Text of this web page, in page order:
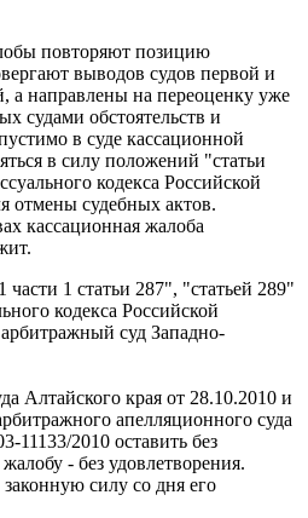
повторяют позицию
выводов судов первой и
а направлены на переоценку уже
судами обстоятельств и
в суде кассационной
в силу положений "статьи
кодекса Российской
отмены судебных актов.
кассационная жалоба
части 1 статьи 287", "статьей 289"
кодекса Российской
суд Западно-
Алтайского края от 28.10.2010 и
апелляционного суда
11133/2010 оставить без
- без удовлетворения.
силу со дня его